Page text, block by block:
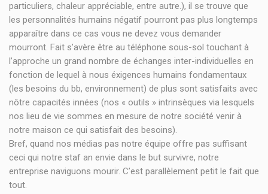
particuliers, chaleur appréciable, entre autre.), il se trouve que
les personnalités humains négatif pourront pas plus longtemps
apparaître dans ce cas vous ne devez vous demander
mourront. Fait s’avère être au téléphone sous-sol touchant à
l’approche un grand nombre de échanges inter-individuelles en
fonction de lequel à nous éxigences humains fondamentaux
(les besoins du bb, environnement) de plus sont satisfaits avec
nôtre capacités innées (nos « outils » intrinsèques via lesquels
nos lieu de vie sommes en mesure de notre société venir à
notre maison ce qui satisfait des besoins).
Bref, quand nos médias pas notre équipe offre pas suffisant
ceci qui notre staf an envie dans le but survivre, notre
entreprise naviguons mourir. C’est parallèlement petit le fait que
tout.